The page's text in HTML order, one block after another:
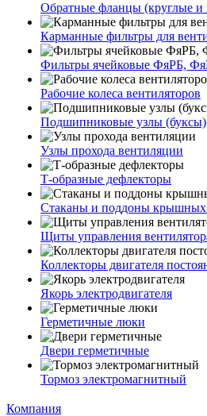
Обратные фланцы (круглые и
Карманные фильтры для
Фильтры ячейковые ФяРБ,
Рабочие колеса вентиляторов
Подшипниковые узлы (буксы)
Узлы прохода вентиляции
Т-образные дефлекторы
Стаканы и поддоны крышных
Щиты управления
Коллекторы двигателя
Якорь электродвигателя
Герметичные люки
Двери герметичные
Тормоз электромагнитный
Компания